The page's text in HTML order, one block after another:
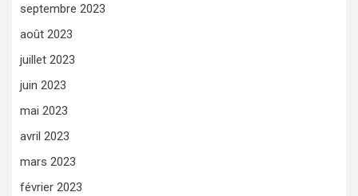
septembre 2023
août 2023
juillet 2023
juin 2023
mai 2023
avril 2023
mars 2023
février 2023